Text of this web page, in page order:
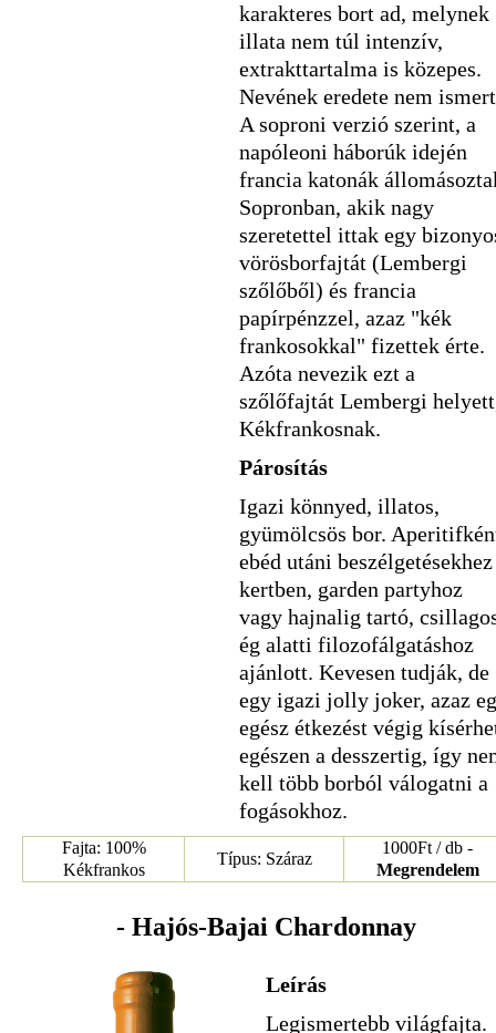
karakteres bort ad, melynek
illata nem túl intenzív,
extrakttartalma is közepes.
Nevének eredete nem
A soproni verzió szerint, a
napóleoni háborúk idején
francia katonák
Sopronban, akik nagy
szeretettel ittak egy
vörösborfajtát (Lembergi
szőlőből) és francia
papírpénzzel, azaz "kék
frankosokkal" fizettek érte.
Azóta nevezik ezt a
szőlőfajtát Lembergi
Kékfrankosnak.
Párosítás
Igazi könnyed, illatos,
gyümölcsös bor.
ebéd utáni
kertben, garden partyhoz
vagy hajnalig tartó,
ég alatti filozofálgatáshoz
ajánlott. Kevesen tudják, de
egy igazi jolly joker, azaz
egész étkezést végig
egészen a desszertig, így
kell több borból válogatni a
fogásokhoz.
Fajta: 100%
Kékfrankos
Típus: Száraz
1000Ft / db -
Megrendelem
- Hajós-Bajai Chardonnay
Leírás
Legismertebb világfajta.